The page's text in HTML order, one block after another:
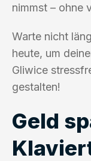
nimmst – ohne
Warte nicht
heute, um
Gliwice
gestalten!
Geld